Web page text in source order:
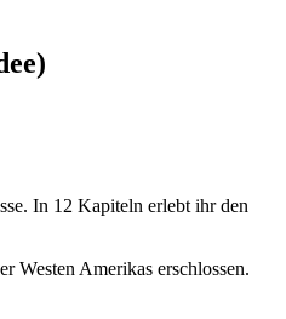
In 12 Kapiteln erlebt ihr den
Westen Amerikas erschlossen.